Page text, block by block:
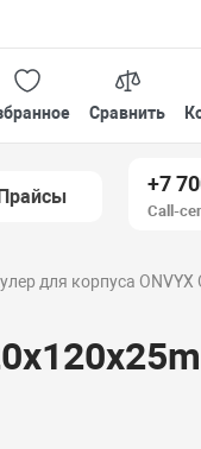
Сравнить
+7
Call-
для корпуса ONVYX